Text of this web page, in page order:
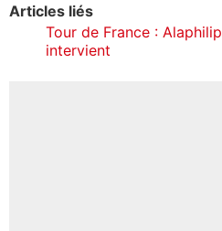
Articles liés
Tour de France :
intervient